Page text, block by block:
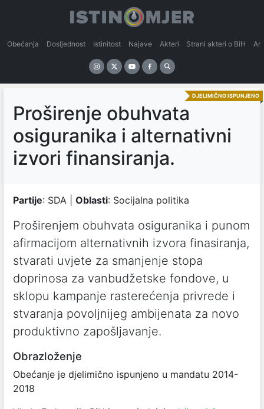
Obećanja Dosljednost Istinitost Najave Akteri Strani akteri o BiH
DJELIMIČNO ISPUNJENO
Proširenje obuhvata
osiguranika i alternativni
izvori finansiranja.
Partije: SDA | Oblasti: Socijalna politika
Proširenjem obuhvata osiguranika i punom
afirmacijom alternativnih izvora finasiranja,
stvarati uvjete za smanjenje stopa
doprinosa za vanbudžetske fondove, u
sklopu kampanje rasterećenja privrede i
stvaranja povoljnijeg ambijenata za novo
produktivno zapošljavanje.
Obrazloženje
Obećanje je djelimično ispunjeno u mandatu 2014-
2018